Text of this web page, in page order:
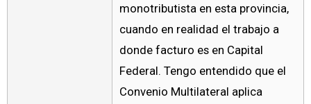
monotributista en esta provincia,
cuando en realidad el trabajo a
donde facturo es en Capital
Federal. Tengo entendido que el
Convenio Multilateral aplica